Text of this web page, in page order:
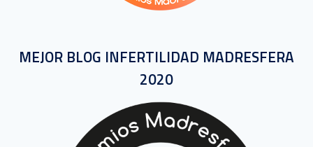
MEJOR BLOG INFERTILIDAD MADRESFERA
2020